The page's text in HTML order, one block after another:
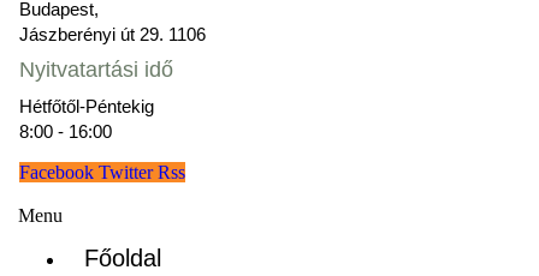
Budapest,
Jászberényi út 29. 1106
Nyitvatartási idő
Hétfőtől-Péntekig
8:00 - 16:00
Facebook Twitter Rss
Menu
Főoldal